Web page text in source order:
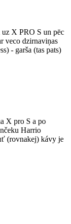
uz X PRO S un pēc
veco dzirnaviņas
- garša (tas pats)
X pro S a po
Harrio
(rovnakej) kávy je